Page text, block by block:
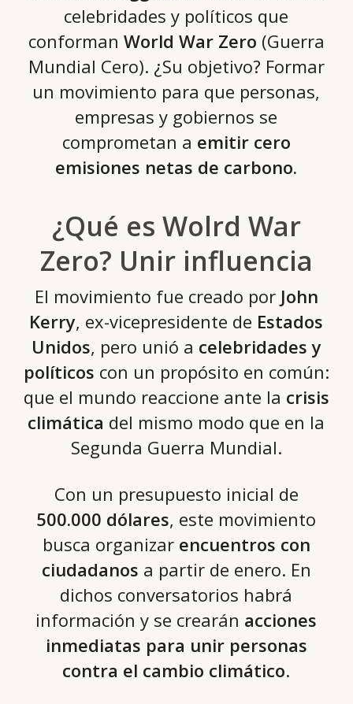
celebridades y políticos que
conforman World War Zero (Guerra
Mundial Cero). ¿Su objetivo? Formar
un movimiento para que personas,
empresas y gobiernos se
comprometan a emitir cero
emisiones netas de carbono.
¿Qué es Wolrd War
Zero? Unir influencia
El movimiento fue creado por John
Kerry, ex-vicepresidente de Estados
Unidos, pero unió a celebridades y
políticos con un propósito en común:
que el mundo reaccione ante la crisis
climática del mismo modo que en la
Segunda Guerra Mundial.
Con un presupuesto inicial de
500.000 dólares, este movimiento
busca organizar encuentros con
ciudadanos a partir de enero. En
dichos conversatorios habrá
información y se crearán acciones
inmediatas para unir personas
contra el cambio climático.